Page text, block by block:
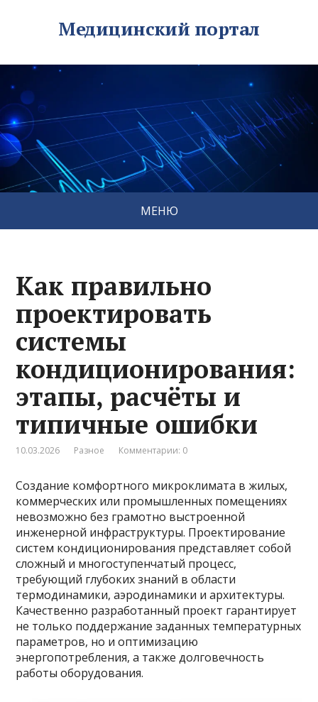
Медицинский портал
МЕНЮ
Как правильно
проектировать
системы
кондиционирования:
этапы, расчёты и
типичные ошибки
10.03.2026 Разное Комментарии: 0
Создание комфортного микроклимата в жилых,
коммерческих или промышленных помещениях
невозможно без грамотно выстроенной
инженерной инфраструктуры. Проектирование
систем кондиционирования представляет собой
сложный и многоступенчатый процесс,
требующий глубоких знаний в области
термодинамики, аэродинамики и архитектуры.
Качественно разработанный проект гарантирует
не только поддержание заданных температурных
параметров, но и оптимизацию
энергопотребления, а также долговечность
работы оборудования.